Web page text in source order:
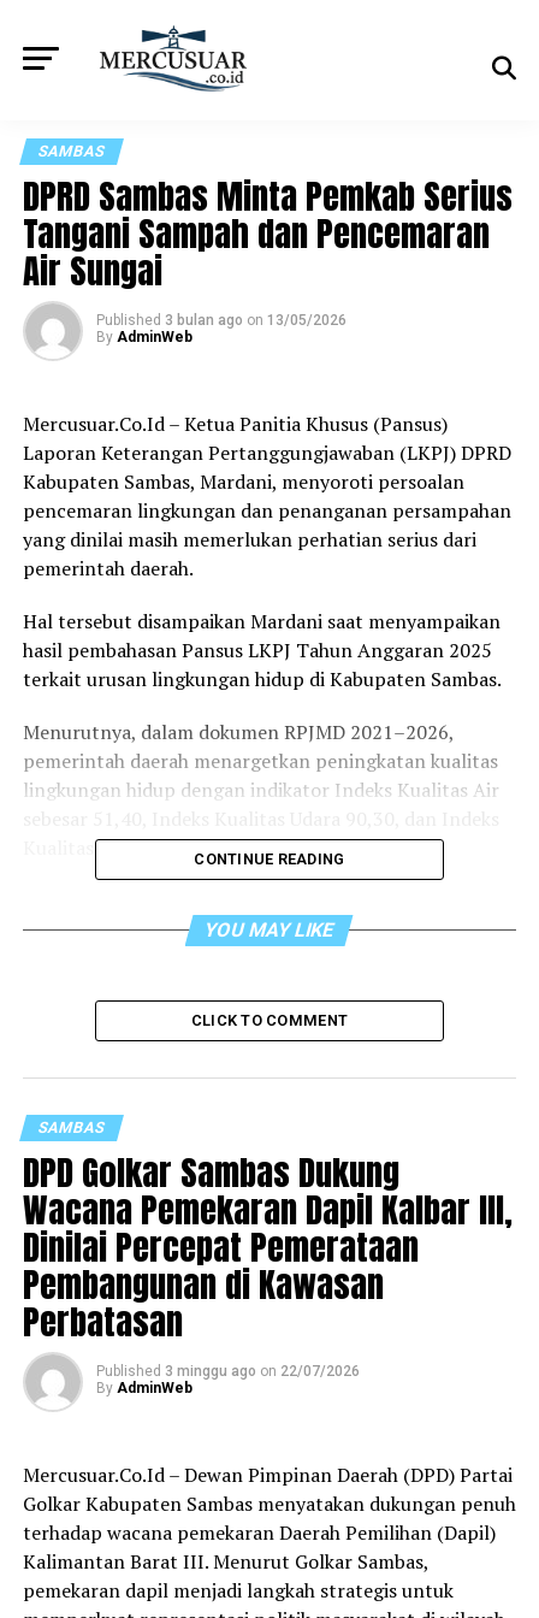
SAMBAS
DPRD Sambas Minta Pemkab Serius
Tangani Sampah dan Pencemaran
Air Sungai
Published 3 bulan ago on 13/05/2026
By AdminWeb
Mercusuar.Co.Id – Ketua Panitia Khusus (Pansus)
Laporan Keterangan Pertanggungjawaban (LKPJ) DPRD
Kabupaten Sambas, Mardani, menyoroti persoalan
pencemaran lingkungan dan penanganan persampahan
yang dinilai masih memerlukan perhatian serius dari
pemerintah daerah.
Hal tersebut disampaikan Mardani saat menyampaikan
hasil pembahasan Pansus LKPJ Tahun Anggaran 2025
terkait urusan lingkungan hidup di Kabupaten Sambas.
Menurutnya, dalam dokumen RPJMD 2021–2026,
pemerintah daerah menargetkan peningkatan kualitas
lingkungan hidup dengan indikator Indeks Kualitas Air
Kualitas Lahan 40,18.
Hidup Kabupaten Sambas berada pada angka 68 dan
“Meski diakui belum maksimal, tetapi capaian indeks
kualitas lingkungan hidup Kabupaten Sambas tahun
persoalan serius yang perlu segera ditangani, terutama
pencemaran air sungai akibat limbah yang kerap
dikeluhkan masyarakat.
Mardani mengatakan anggaran untuk program
pengendalian pencemaran masih tergolong kecil, yakni
hanya sekitar Rp198 juta dengan realisasi Rp191 juta.
“Yang perlu mendapat perhatian serius adalah
diperkuat,” katanya.
Selain persoalan lingkungan, Pansus LKPJ juga
menyoroti program pengelolaan persampahan yang
melekat pada Dinas Perkim LH dengan pagu anggaran
CONTINUE READING
YOU MAY LIKE
CLICK TO COMMENT
SAMBAS
DPD Golkar Sambas Dukung
Wacana Pemekaran Dapil Kalbar III,
Dinilai Percepat Pemerataan
Pembangunan di Kawasan
Perbatasan
Published 3 minggu ago on 22/07/2026
By AdminWeb
Mercusuar.Co.Id – Dewan Pimpinan Daerah (DPD) Partai
Golkar Kabupaten Sambas menyatakan dukungan penuh
terhadap wacana pemekaran Daerah Pemilihan (Dapil)
Kalimantan Barat III. Menurut Golkar Sambas,
pemekaran dapil menjadi langkah strategis untuk